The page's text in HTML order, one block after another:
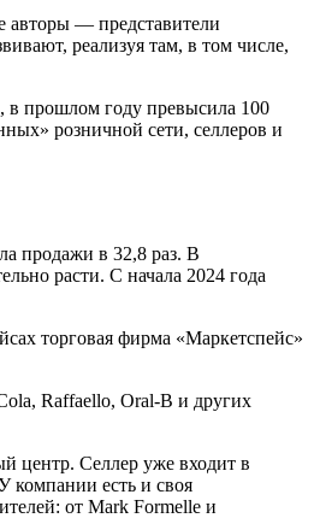
авторы — представители
реализуя там, в том числе,
в прошлом году превысила 100
розничной сети, селлеров и
продажи в 32,8 раз. В
расти. С начала 2024 года
торговая фирма «Маркетспейс»
Raffaello, Oral-B и других
центр. Селлер уже входит в
компании есть и своя
от Mark Formelle и